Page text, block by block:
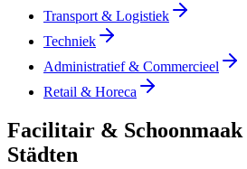
Transport & Logistiek
Techniek
Administratief & Commercieel
Retail & Horeca
Facilitair & Schoonmaak
Städten